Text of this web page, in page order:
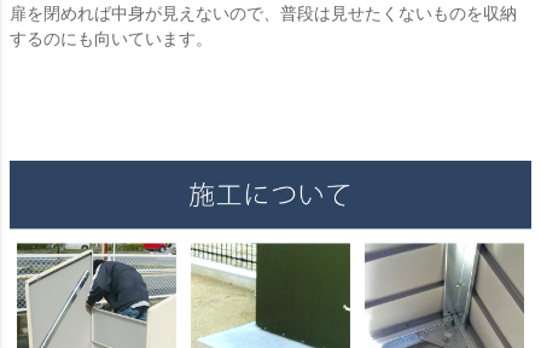
扉を閉めれば中身が見えないので、普段は見せたくないものを収納
するのにも向いています。